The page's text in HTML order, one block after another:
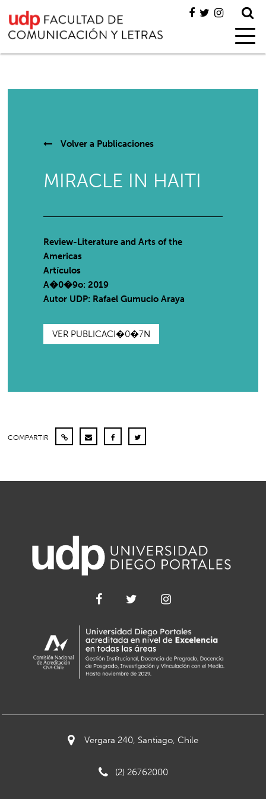
Volver a Publicaciones
MIRACLE IN HAITI
Review-Literature and Arts of the
Americas
Artículos
A�0�9o: 2019
Autor UDP: Rafael Gumucio Araya
VER PUBLICACI�0�7N
COMPARTIR
Vergara 240, Santiago, Chile
(2) 26762000